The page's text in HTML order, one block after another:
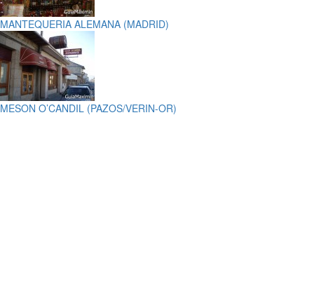
MANTEQUERIA ALEMANA (MADRID)
MESON O’CANDIL (PAZOS/VERIN-OR)